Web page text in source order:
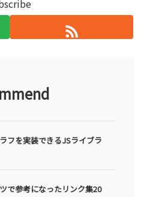
フを実装できるJSライブラ
で参考になったリンク集20